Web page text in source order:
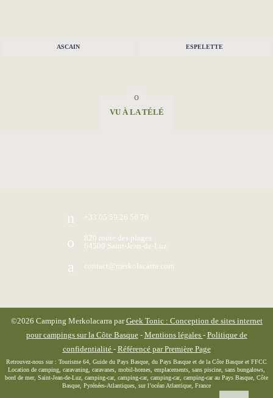
ASCAIN ESPELETTE
VU À LA TÉLÉ
+33 05 59 26 56 76
820 route des plages
64500 Saint-Jean-de-Luz
contact@merkolacarra.com
©2026 Camping MerkolacarraparGeek Tonic : Conception de sites internet
pour campings sur la Côte Basque- Mentions légales - Politique de
confidentialité - Référencé par Première Page
Retrouvez-nous sur : Tourisme 64, Guide du Pays Basque, du Pays Basque et de la Côte Basque et FFCC
Location de camping, caravaning, caravanes, mobil-homes, emplacements, sans piscine, sans bungalows,
bord de mer, Saint-Jean-de-Luz, camping-car, camping-car, camping-car, camping-car au Pays Basque, Côte
Basque, Pyrénées-Atlantiques, sur l’océan Atlantique, France